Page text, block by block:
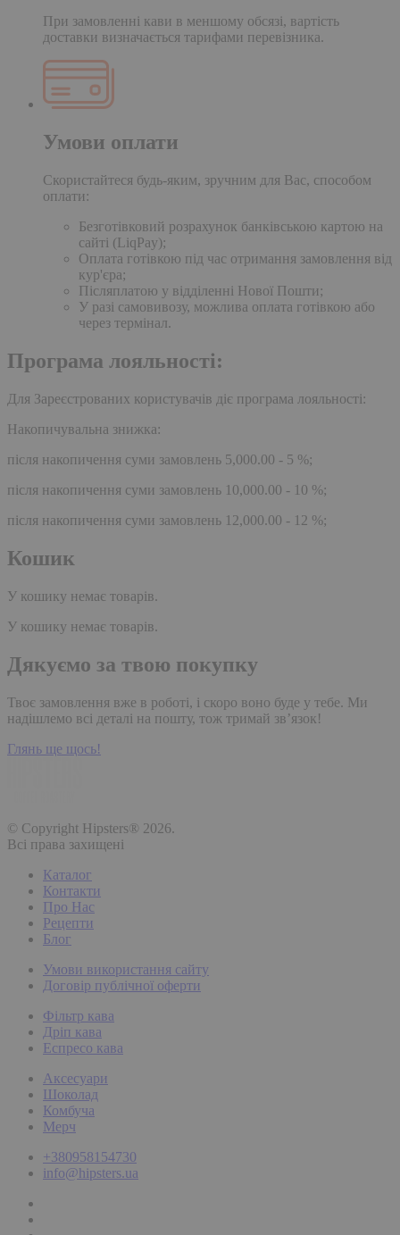
При замовленні кави в меншому обсязі, вартість
доставки визначається тарифами перевізника.
Умови оплати
Скористайтеся будь-яким, зручним для Вас, способом
оплати:
Безготівковий розрахунок банківською картою на
сайті (LiqPay);
Оплата готівкою під час отримання замовлення від
кур'єра;
Післяплатою у відділенні Нової Пошти;
У разі самовивозу, можлива оплата готівкою або
через термінал.
Програма лояльності:
Для Зареєстрованих користувачів діє програма лояльності:
Накопичувальна знижка:
після накопичення суми замовлень 5,000.00 - 5 %;
після накопичення суми замовлень 10,000.00 - 10 %;
після накопичення суми замовлень 12,000.00 - 12 %;
Кошик
У кошику немає товарів.
У кошику немає товарів.
Дякуємо за твою покупку
Твоє замовлення вже в роботі, і скоро воно буде у тебе. Ми
надішлемо всі деталі на пошту, тож тримай зв’язок!
Глянь ще щось!
© Copyright Hipsters® 2026.
Всі права захищені
Каталог
Контакти
Про Нас
Рецепти
Блог
Умови використання сайту
Договір публічної оферти
Фільтр кава
Дріп кава
Еспресо кава
Аксесуари
Шоколад
Комбуча
Мерч
+380958154730
info@hipsters.ua